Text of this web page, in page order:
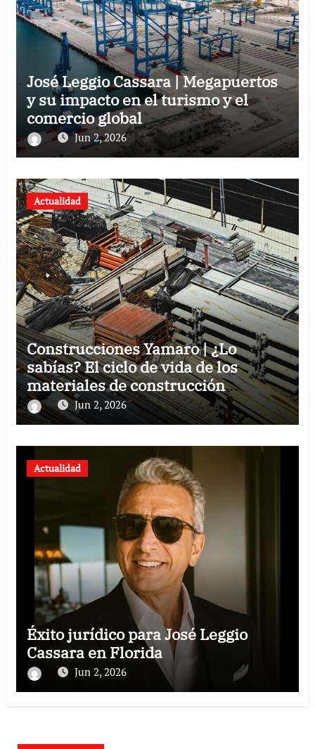
José Leggio Cassara | Megapuertos
y su impacto en el turismo y el
comercio global
Jun 2, 2026
Actualidad
Construcciones Yamaro | ¿Lo
sabías? El ciclo de vida de los
materiales de construcción
revoluciona eficiencia en proyectos
modernos
Jun 2, 2026
Actualidad
Éxito jurídico para José Leggio
Cassara en Florida
Jun 2, 2026